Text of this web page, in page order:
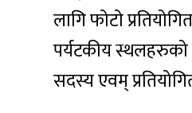
लागि फोटो
पर्यटकीय स्थलहरुको
सदस्य एवम्